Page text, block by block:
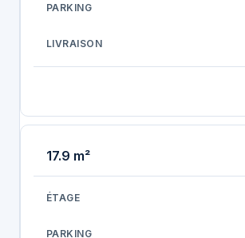
17.9 m²